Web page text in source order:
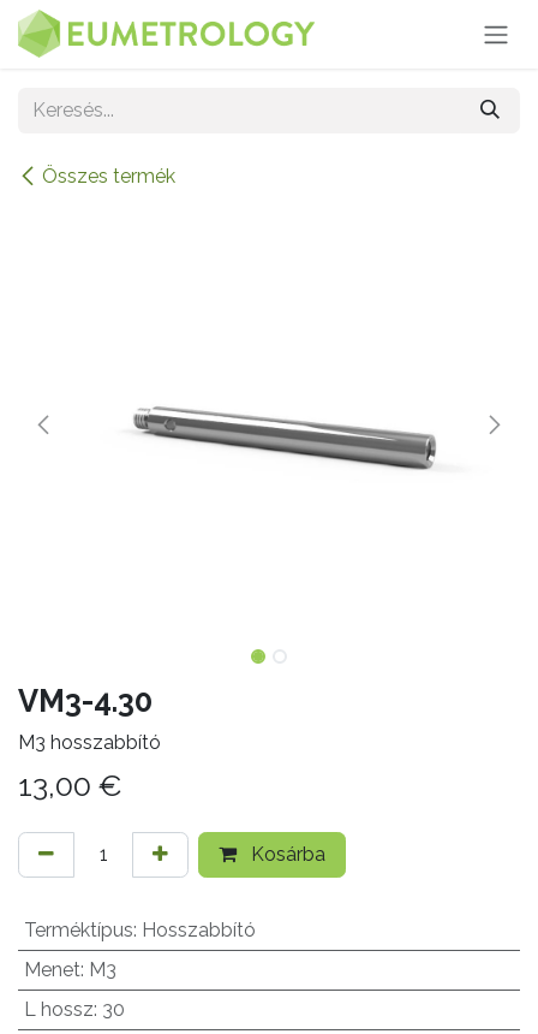
Kihagyás és továbblépés a tartalomhoz
Összes termék
VM3-4.30
M3 hosszabbító
13,00 €
Kosárba
Terméktípus: Hosszabbító
Menet: M3
L hossz: 30